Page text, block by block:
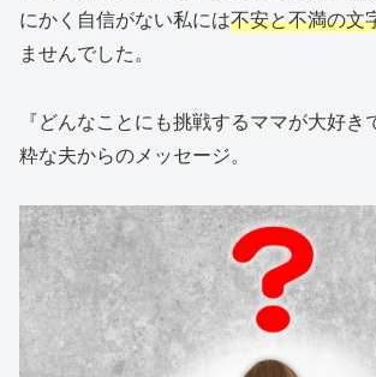
にかく自信がない私には不安と不満の文
ませんでした。
『どんなことにも挑戦するママが大好
粋な夫からのメッセージ。